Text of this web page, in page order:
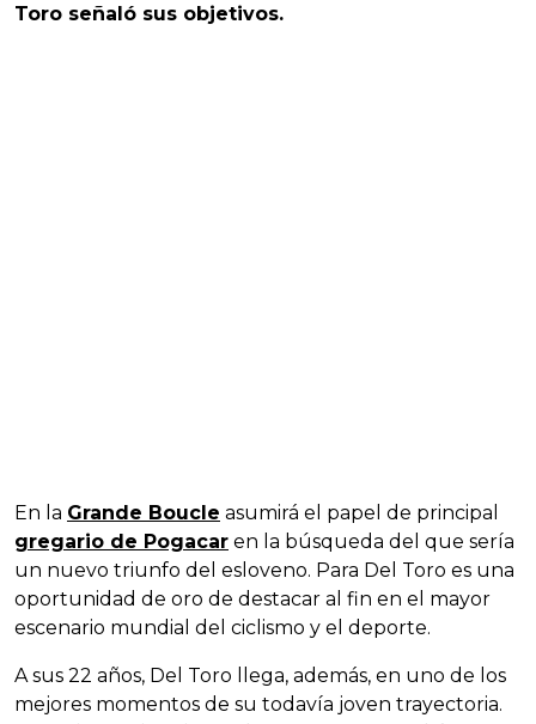
Toro señaló sus objetivos.
En la Grande Boucle asumirá el papel de principal
gregario de Pogacar en la búsqueda del que sería
un nuevo triunfo del esloveno. Para Del Toro es una
oportunidad de oro de destacar al fin en el mayor
escenario mundial del ciclismo y el deporte.
A sus 22 años, Del Toro llega, además, en uno de los
mejores momentos de su todavía joven trayectoria.